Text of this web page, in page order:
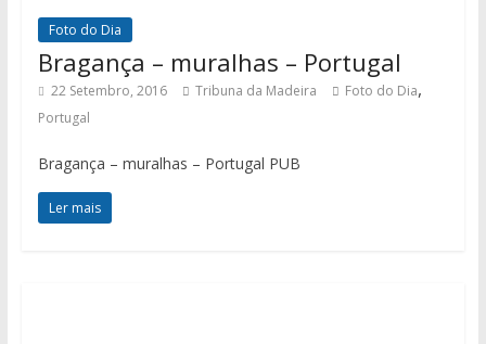
Foto do Dia
Bragança – muralhas – Portugal
22 Setembro, 2016 Tribuna da Madeira Foto do Dia,
Portugal
Bragança – muralhas – Portugal PUB
Ler mais